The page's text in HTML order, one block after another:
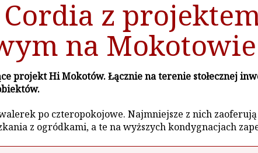
z
na Mokotowie
projekt Hi Mokotów. Łącznie na terenie stołecznej
po czteropokojowe. Najmniejsze z nich
z ogródkami, a te na wyższych kondygnacjach